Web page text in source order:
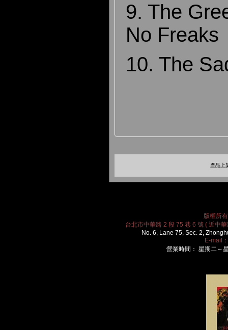
9. The
No Freaks
10. The
產品上
版權所
台北市中華路 2 段 75 巷 6 號 ( 近中
No. 6, Lane 75, Sec. 2,
E-mail：
營業時間： 星期二～